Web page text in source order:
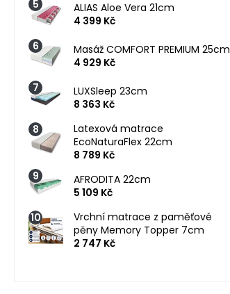
ALIAS Aloe Vera 21cm
4 399 Kč
Masáž COMFORT PREMIUM 25cm
4 929 Kč
LUXSleep 23cm
8 363 Kč
Latexová matrace
EcoNaturaFlex 22cm
8 789 Kč
AFRODITA 22cm
5 109 Kč
Vrchní matrace z paměťové
pěny Memory Topper 7cm
2 747 Kč